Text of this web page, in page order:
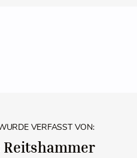
VERFASST VON:
Reitshammer